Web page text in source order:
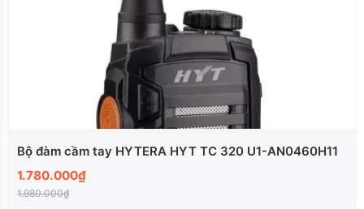
Bộ đàm cầm tay HYTERA HYT TC 320 U1-AN0460H11
1.780.000₫
1.980.000₫